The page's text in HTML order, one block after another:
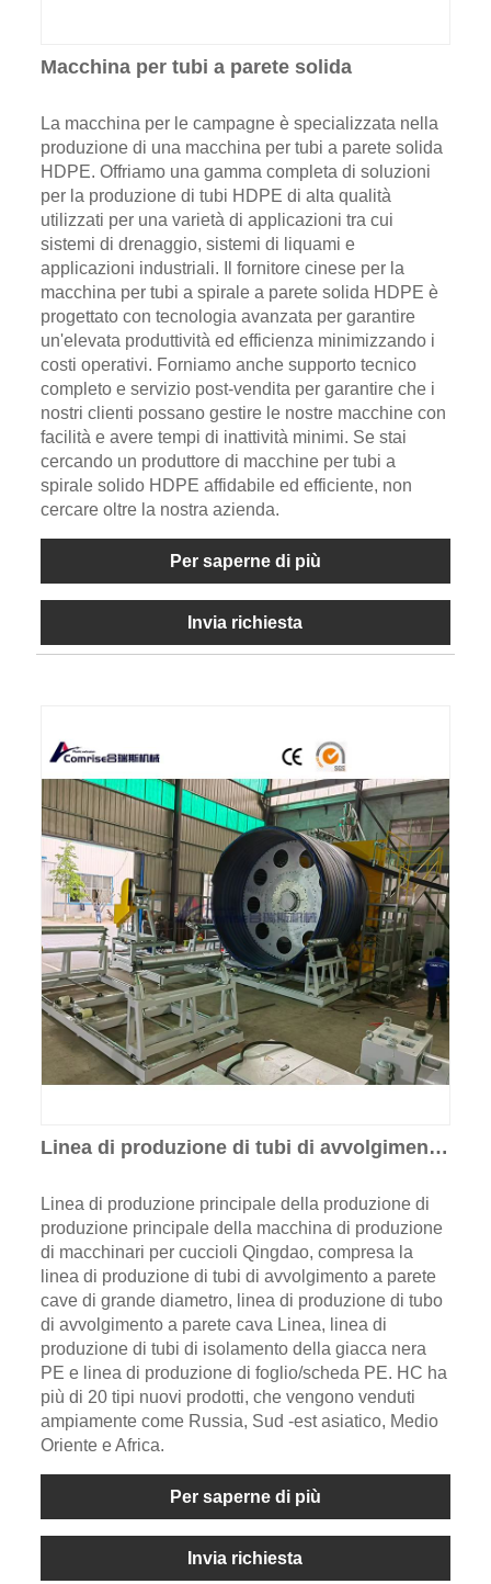
Macchina per tubi a parete solida
La macchina per le campagne è specializzata nella
produzione di una macchina per tubi a parete solida
HDPE. Offriamo una gamma completa di soluzioni
per la produzione di tubi HDPE di alta qualità
utilizzati per una varietà di applicazioni tra cui
sistemi di drenaggio, sistemi di liquami e
applicazioni industriali. Il fornitore cinese per la
macchina per tubi a spirale a parete solida HDPE è
progettato con tecnologia avanzata per garantire
un'elevata produttività ed efficienza minimizzando i
costi operativi. Forniamo anche supporto tecnico
completo e servizio post-vendita per garantire che i
nostri clienti possano gestire le nostre macchine con
facilità e avere tempi di inattività minimi. Se stai
cercando un produttore di macchine per tubi a
spirale solido HDPE affidabile ed efficiente, non
cercare oltre la nostra azienda.
Per saperne di più
Invia richiesta
Linea di produzione di tubi di avvolgimento
Linea di produzione principale della produzione di
produzione principale della macchina di produzione
di macchinari per cuccioli Qingdao, compresa la
linea di produzione di tubi di avvolgimento a parete
cave di grande diametro, linea di produzione di tubo
di avvolgimento a parete cava Linea, linea di
produzione di tubi di isolamento della giacca nera
PE e linea di produzione di foglio/scheda PE. HC ha
più di 20 tipi nuovi prodotti, che vengono venduti
ampiamente come Russia, Sud -est asiatico, Medio
Oriente e Africa.
Per saperne di più
Invia richiesta